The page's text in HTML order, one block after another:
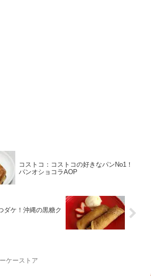
コストコ：コストコの好きなパンNo1！
パンオショコラAOP
ダケ！沖縄の黒糖ク
ケーストア